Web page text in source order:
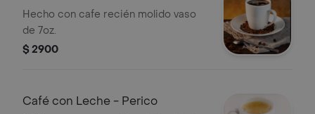
Hecho con cafe recién molido vaso
de 7oz.
$ 2900
Café con Leche - Perico